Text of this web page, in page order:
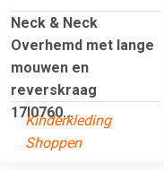
Neck & Neck
Overhemd met lange
mouwen en
reverskraag
17I0760...
Kinderkleding
Shoppen